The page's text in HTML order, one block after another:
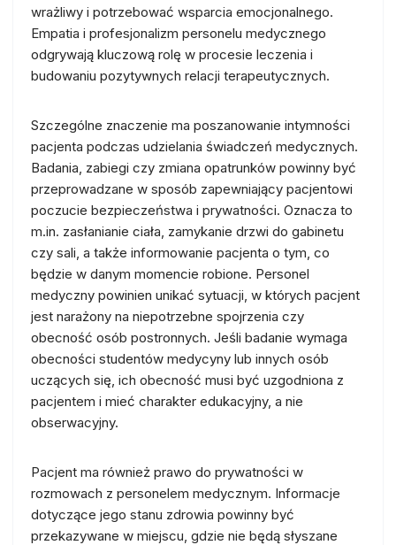
wrażliwy i potrzebować wsparcia emocjonalnego.
Empatia i profesjonalizm personelu medycznego
odgrywają kluczową rolę w procesie leczenia i
budowaniu pozytywnych relacji terapeutycznych.
Szczególne znaczenie ma poszanowanie intymności
pacjenta podczas udzielania świadczeń medycznych.
Badania, zabiegi czy zmiana opatrunków powinny być
przeprowadzane w sposób zapewniający pacjentowi
poczucie bezpieczeństwa i prywatności. Oznacza to
m.in. zasłanianie ciała, zamykanie drzwi do gabinetu
czy sali, a także informowanie pacjenta o tym, co
będzie w danym momencie robione. Personel
medyczny powinien unikać sytuacji, w których pacjent
jest narażony na niepotrzebne spojrzenia czy
obecność osób postronnych. Jeśli badanie wymaga
obecności studentów medycyny lub innych osób
uczących się, ich obecność musi być uzgodniona z
pacjentem i mieć charakter edukacyjny, a nie
obserwacyjny.
Pacjent ma również prawo do prywatności w
rozmowach z personelem medycznym. Informacje
dotyczące jego stanu zdrowia powinny być
przekazywane w miejscu, gdzie nie będą słyszane